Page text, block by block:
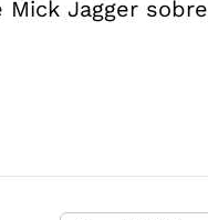
Jagger